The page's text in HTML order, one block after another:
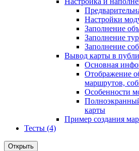
Настройки
Заполнение
Заполнение
Заполнение
Вывод карты в
Основная
Отображение
маршрутов,
Особенности
карты
Пример создания
Тесты (4)
Открыть